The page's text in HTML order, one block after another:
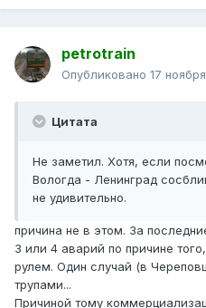
petrotrain
Опубликовано 17
Цитата
Не заметил. Хотя, если
Вологда - Ленинград
не удивительно.
причина не в этом. За
3 или 4 аварий по причине
рулем. Один случай (в
трупами...
Причиной тому